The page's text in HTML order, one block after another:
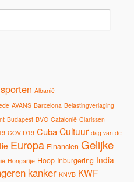
Albanië
AVANS Barcelona Belastingverlaging
Budapest BVO Catalonië Clarissen
COVID19 CubaCultuur dag van de
Europa Financien Gelijke
Hongarije Hoop Inburgering India
kanker KNVB KWF